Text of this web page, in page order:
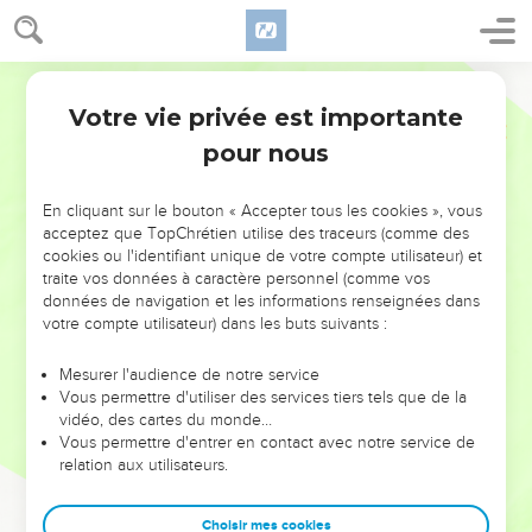
NE MANQUEZ PAS L’ÉVÉNEMENT
DE L’ANNÉE !
ET SI LEURS ERREURS POUVAIENT VOUS ÉVITER LES
VOTRES ?
leur foi ou leur vision. Mais on voit moins les doutes, les erreurs
et les saisons difficiles qu'ils ont traversés, alors même que ce
sont elles qui les ont façonnés.
Dans cette conférence, leaders, entrepreneurs, et responsables
clés pour avancer avec plus de sagesse afin que leurs erreurs
Votre vie privée est importante
pour nous
En cliquant sur le bouton « Accepter tous les cookies », vous
acceptez que TopChrétien utilise des traceurs (comme des
cookies ou l'identifiant unique de votre compte utilisateur) et
traite vos données à caractère personnel (comme vos
données de navigation et les informations renseignées dans
votre compte utilisateur) dans les buts suivants :
Mesurer l'audience de notre service
Vous permettre d'utiliser des services tiers tels que de la
vidéo, des cartes du monde…
Vous permettre d'entrer en contact avec notre service de
relation aux utilisateurs.
Choisir mes cookies